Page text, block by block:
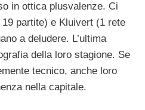
in ottica plusvalenze. Ci
partite) e Kluivert (1 rete
a deludere. L’ultima
della loro stagione. Se
tecnico, anche loro
nella capitale.